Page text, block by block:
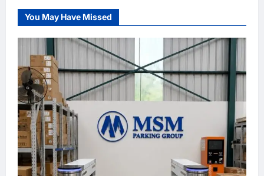
You May Have Missed